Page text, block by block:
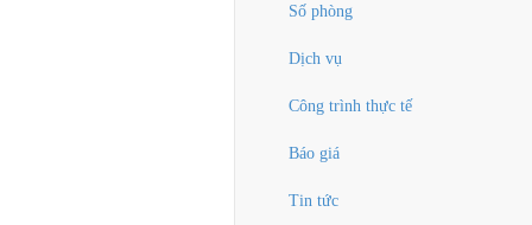
Số phòng
Dịch vụ
Công trình thực tế
Báo giá
Tin tức